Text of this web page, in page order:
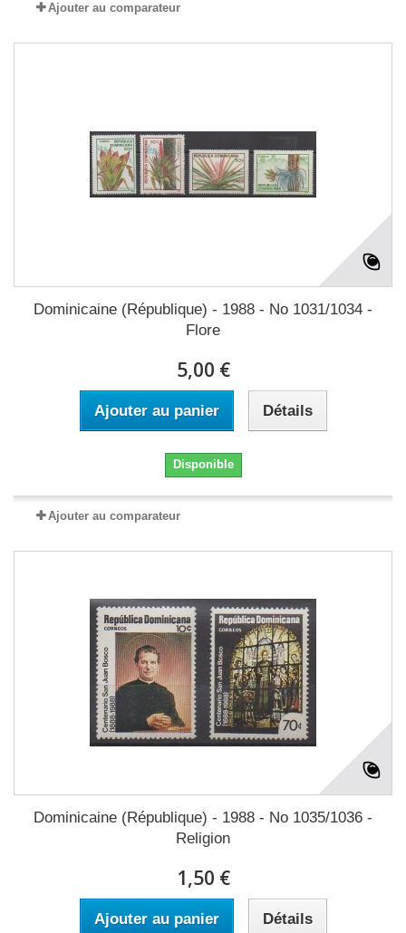
Ajouter au comparateur
Dominicaine (République) - 1988 - No 1031/1034 -
Flore
5,00 €
Ajouter au panier Détails
Disponible
Ajouter au comparateur
Dominicaine (République) - 1988 - No 1035/1036 -
Religion
1,50 €
Ajouter au panier Détails